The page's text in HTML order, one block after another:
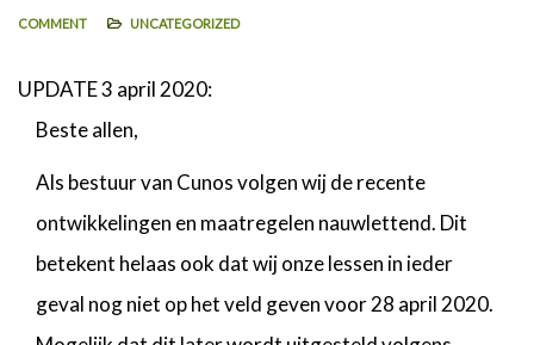
COMMENT UNCATEGORIZED
UPDATE 3 april 2020:
Beste allen,
Als bestuur van Cunos volgen wij de recente
ontwikkelingen en maatregelen nauwlettend. Dit
betekent helaas ook dat wij onze lessen in ieder
geval nog niet op het veld geven voor 28 april 2020.